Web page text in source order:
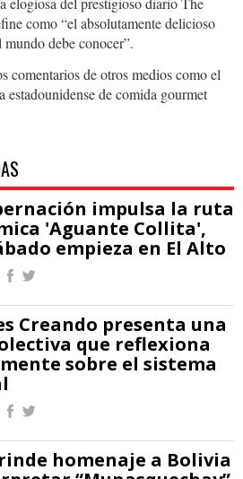
como “el absolutamente delicioso
debe conocer”.
comentarios de otros medios como el
de comida gourmet
impulsa la ruta
'Aguante Collita',
empieza en El Alto
Creando presenta una
que reflexiona
sobre el sistema
homenaje a Bolivia